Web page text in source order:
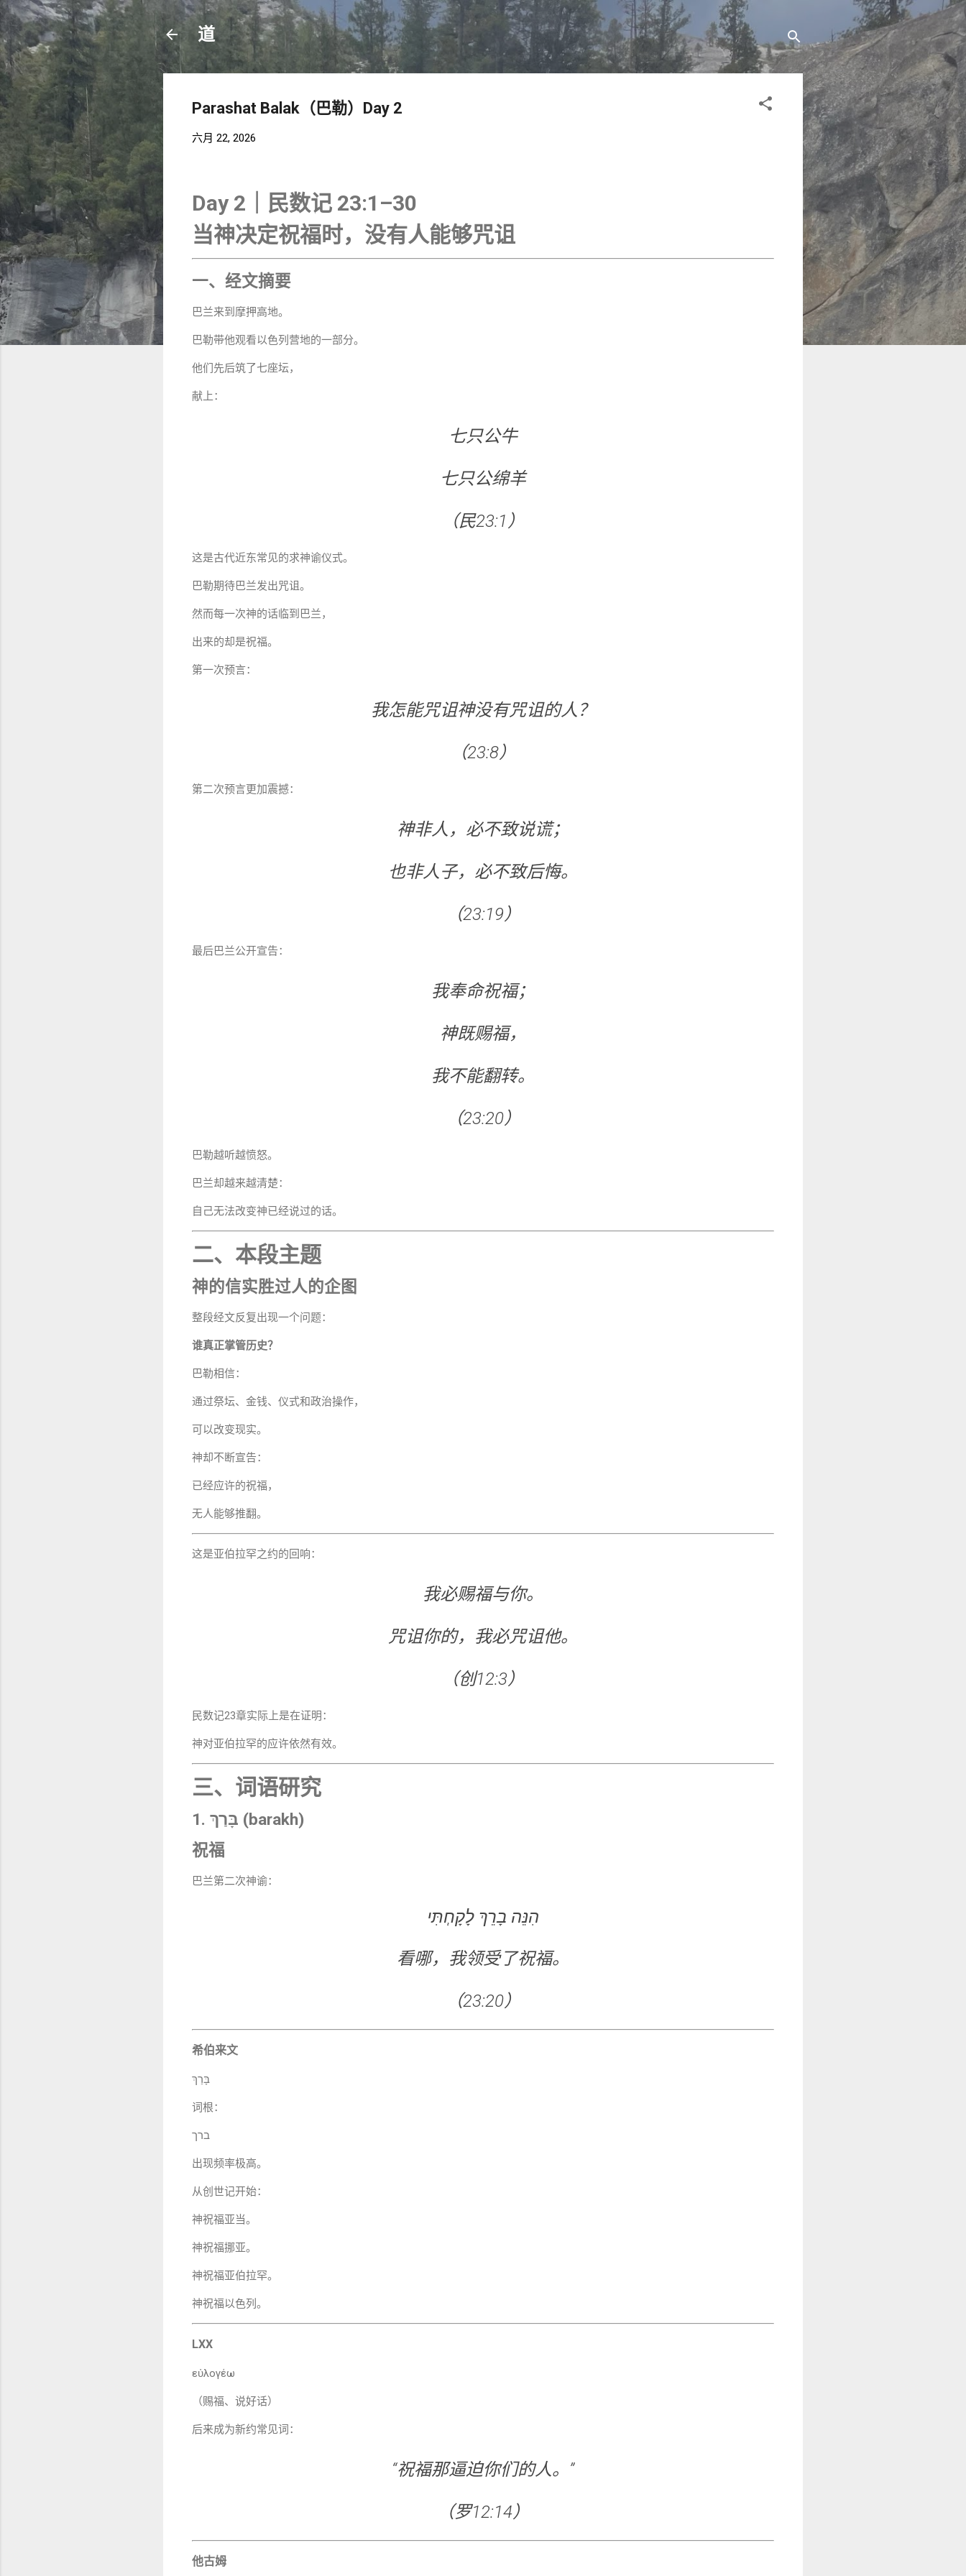
跳至主要内容
道
Parashat Balak（巴勒）Day 2
六月 22, 2026
Day 2｜民数记 23:1–30
当神决定祝福时，没有人能够咒诅
一、经文摘要
巴兰来到摩押高地。
巴勒带他观看以色列营地的一部分。
他们先后筑了七座坛，
献上：
七只公牛
七只公绵羊
（民23:1）
这是古代近东常见的求神谕仪式。
巴勒期待巴兰发出咒诅。
然而每一次神的话临到巴兰，
出来的却是祝福。
第一次预言：
我怎能咒诅神没有咒诅的人？
（23:8）
第二次预言更加震撼：
神非人，必不致说谎；
也非人子，必不致后悔。
（23:19）
最后巴兰公开宣告：
我奉命祝福；
神既赐福，
我不能翻转。
（23:20）
巴勒越听越愤怒。
巴兰却越来越清楚：
自己无法改变神已经说过的话。
二、本段主题
神的信实胜过人的企图
整段经文反复出现一个问题：
谁真正掌管历史？
巴勒相信：
通过祭坛、金钱、仪式和政治操作，
可以改变现实。
神却不断宣告：
已经应许的祝福，
无人能够推翻。
这是亚伯拉罕之约的回响：
我必赐福与你。
咒诅你的，我必咒诅他。
（创12:3）
民数记23章实际上是在证明：
神对亚伯拉罕的应许依然有效。
三、词语研究
1. בָּרַךְ (barakh)
祝福
巴兰第二次神谕：
הִנֵּה בָרֵךְ לָקָחְתִּי
看哪，我领受了祝福。
（23:20）
希伯来文
בָּרַךְ
词根：
ברך
出现频率极高。
从创世记开始：
神祝福亚当。
神祝福挪亚。
神祝福亚伯拉罕。
神祝福以色列。
LXX
εὐλογέω
（赐福、说好话）
后来成为新约常见词：
“祝福那逼迫你们的人。”
（罗12:14）
他古姆